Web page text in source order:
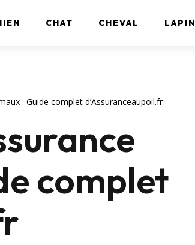
CHAT CHEVAL LAPIN
: Guide complet d’Assuranceaupoil.fr
complet